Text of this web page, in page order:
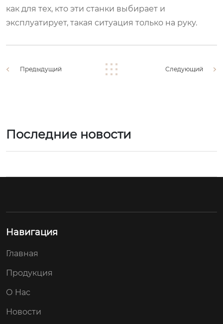
как для тех, кто эти станки выбирает и
эксплуатирует, такая ситуация только на руку.
Предыдущий Следующий
Последние новости
Навигация
Главная
Продукция
О Hас
Новости